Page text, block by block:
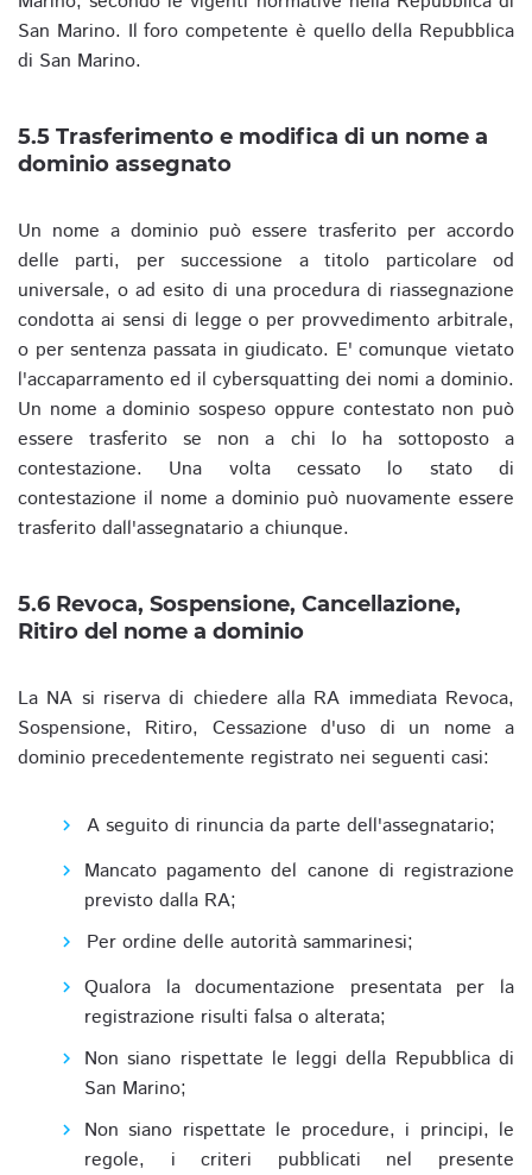
San Marino. Il foro competente è quello della Repubblica
di San Marino.
5.5 Trasferimento e modifica di un nome a
dominio assegnato
Un nome a dominio può essere trasferito per accordo
delle parti, per successione a titolo particolare od
universale, o ad esito di una procedura di riassegnazione
condotta ai sensi di legge o per provvedimento arbitrale,
o per sentenza passata in giudicato. E' comunque vietato
l'accaparramento ed il cybersquatting dei nomi a dominio.
Un nome a dominio sospeso oppure contestato non può
essere trasferito se non a chi lo ha sottoposto a
contestazione. Una volta cessato lo stato di
contestazione il nome a dominio può nuovamente essere
trasferito dall'assegnatario a chiunque.
5.6 Revoca, Sospensione, Cancellazione,
Ritiro del nome a dominio
La NA si riserva di chiedere alla RA immediata Revoca,
Sospensione, Ritiro, Cessazione d'uso di un nome a
dominio precedentemente registrato nei seguenti casi:
A seguito di rinuncia da parte dell'assegnatario;
Mancato pagamento del canone di registrazione
previsto dalla RA;
Per ordine delle autorità sammarinesi;
Qualora la documentazione presentata per la
registrazione risulti falsa o alterata;
Non siano rispettate le leggi della Repubblica di
San Marino;
Non siano rispettate le procedure, i principi, le
regole, i criteri pubblicati nel presente